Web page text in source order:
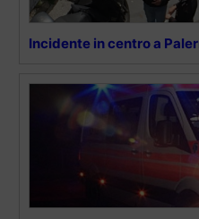
Incidente in centro a